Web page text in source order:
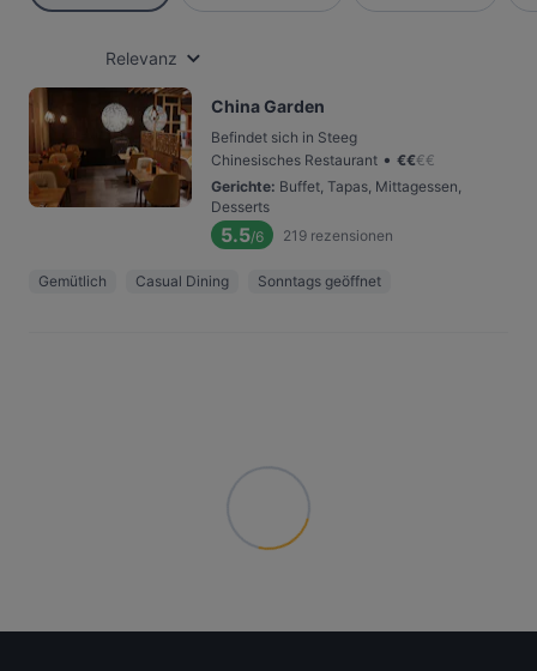
Relevanz
China Garden
Befindet sich in Steeg
Chinesisches Restaurant • €€€€
Gerichte: Buffet, Tapas, Mittagessen,
Desserts
5.5/6 219 rezensionen
Gemütlich Casual Dining Sonntags geöffnet